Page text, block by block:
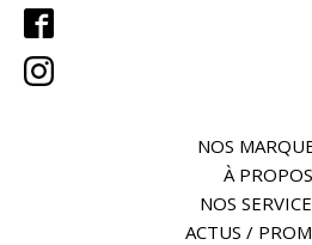
NOS
À PROPOS
NOS
ACTUS /